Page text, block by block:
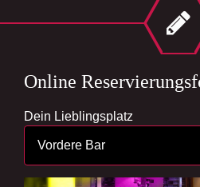
Online
Dein Lieblingsplatz